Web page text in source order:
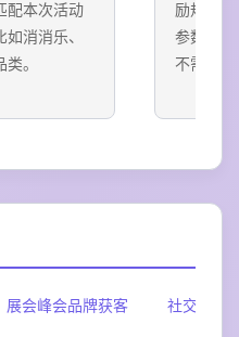
配本次活动
消消乐、
。
励规则
参数，
不需要
展会峰会品牌获客 社交平台